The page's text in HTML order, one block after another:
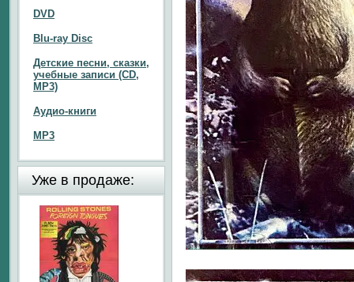
DVD
Blu-ray Disc
Детские песни, сказки,
учебные записи (CD,
MP3)
Аудио-книги
MP3
Уже в продаже: